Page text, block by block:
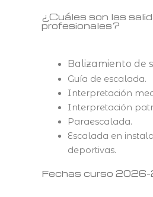
¿Cuáles son las
profesionales?
Balizamiento de
Guía de escalada.
Interpretación
Interpretación
Paraescalada.
Escalada en
deportivas.
Fechas curso